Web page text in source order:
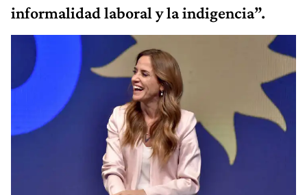
informalidad laboral y la indigencia”.